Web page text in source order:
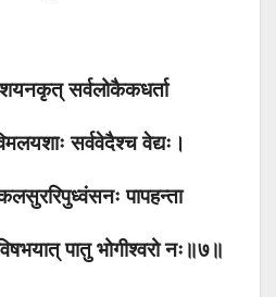
सर्वलोकैकधर्ता
सर्ववेदैश्च वेद्यः।
पापहन्ता
पातु भोगीश्वरो नः॥७॥